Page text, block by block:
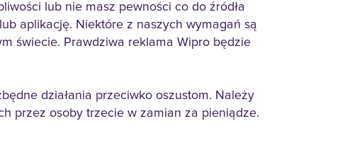
lub nie masz pewności co do źródła
aplikację. Niektóre z naszych wymagań są
świecie. Prawdziwa reklama Wipro będzie
działania przeciwko oszustom. Należy
przez osoby trzecie w zamian za pieniądze.